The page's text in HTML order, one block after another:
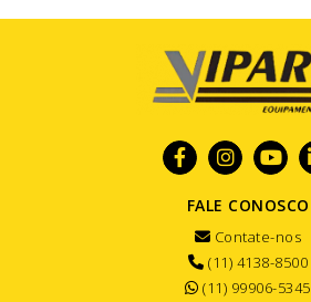
FALE CONOSCO
Contate-nos
(11) 4138-8500
(11) 99906-5345